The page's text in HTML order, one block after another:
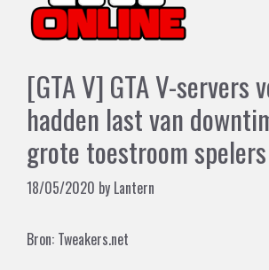
[GTA V] GTA V-servers
hadden last van
grote toestroom spelers
18/05/2020 by Lantern
Bron: Tweakers.net